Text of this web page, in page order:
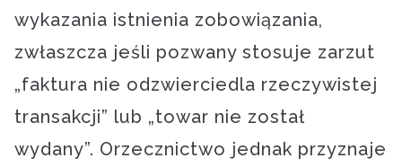
wykazania istnienia zobowiązania,
zwłaszcza jeśli pozwany stosuje zarzut
„faktura nie odzwierciedla rzeczywistej
transakcji” lub „towar nie został
wydany”. Orzecznictwo jednak przyznaje